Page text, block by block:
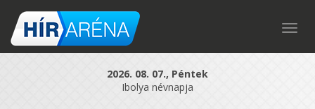
2026. 08. 07., Péntek
Ibolya névnapja